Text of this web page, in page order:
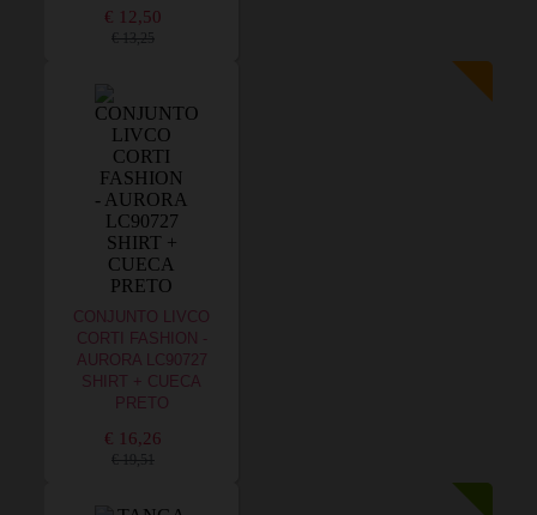
€ 12,50
€ 13,25
CONJUNTO LIVCO
CORTI FASHION -
AURORA LC90727
SHIRT + CUECA
PRETO
€ 16,26
€ 19,51